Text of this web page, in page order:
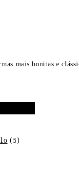
mais bonitas e
(5)